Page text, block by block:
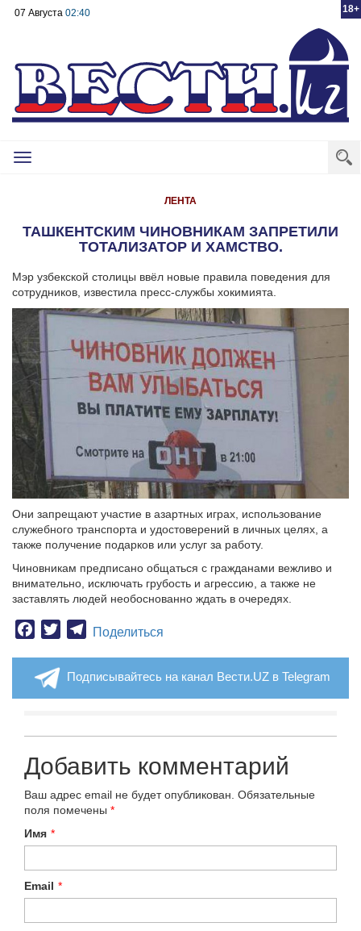
18+
07 Августа 02:40
Toggle
ЛЕНТА
ТАШКЕНТСКИМ ЧИНОВНИКАМ ЗАПРЕТИЛИ
ТОТАЛИЗАТОР И ХАМСТВО.
Мэр узбекской столицы ввёл новые правила поведения для
сотрудников, известила пресс-службы хокимията.
Они запрещают участие в азартных играх, использование
служебного транспорта и удостоверений в личных целях, а
также получение подарков или услуг за работу.
Чиновникам предписано общаться с гражданами вежливо и
внимательно, исключать грубость и агрессию, а также не
заставлять людей необоснованно ждать в очередях.
Facebook
TwitterTelegram
Поделиться
Подписывайтесь на канал Вести.UZ в Telegram
Добавить комментарий
Ваш адрес email не будет опубликован. Обязательные
поля помечены *
Имя *
Email *